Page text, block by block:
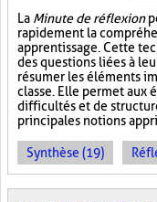
La Minute de réflexion
rapidement la
apprentissage. Cette
des questions liées à
résumer les éléments
classe. Elle permet aux
difficultés et de
principales notions
Synthèse (19)